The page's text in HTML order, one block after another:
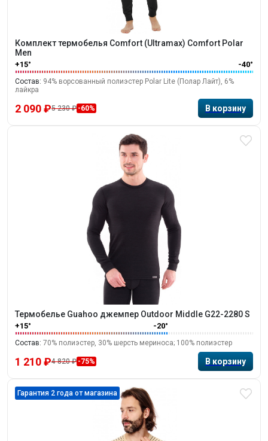
Комплект термобелья Comfort (Ultramax) Comfort Polar
Men
+15° -40°
Состав: 94% ворсованный полиэстер Polar Lite (Полар Лайт), 6%
лайкра
2 090 ₽5 230 ₽ -60%
Термобелье Guahoo джемпер Outdoor Middle G22-2280 S
+15° -20°
Состав: 70% полиэстер, 30% шерсть мериноса; 100% полиэстер
1 210 ₽4 820 ₽ -75%
Гарантия 2 года от магазина